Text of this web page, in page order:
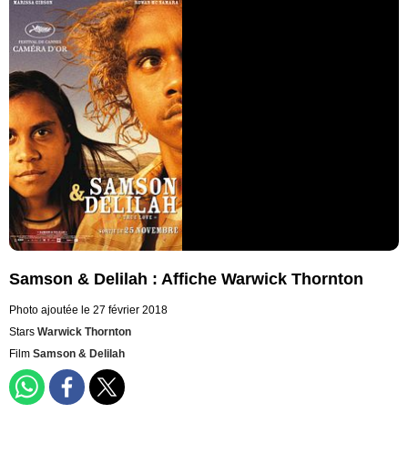
Samson & Delilah : Affiche Warwick Thornton
Photo ajoutée le 27 février 2018
Stars Warwick Thornton
Film Samson & Delilah